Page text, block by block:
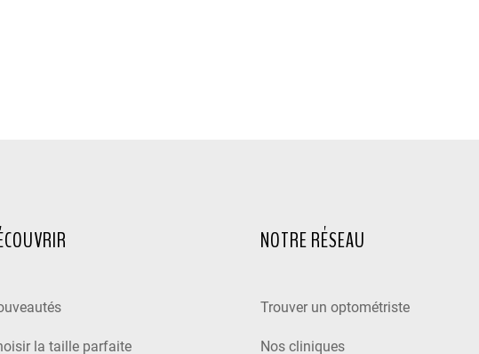
la taille parfaite
NOTRE RÉSEAU
Trouver un optométriste
Nos cliniques